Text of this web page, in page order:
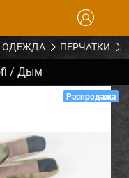
ОДЕЖДА ПЕРЧАТКИ
/ Дым
Распродажа